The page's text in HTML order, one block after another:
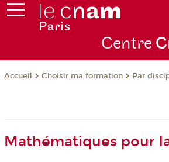
Centre
Accueil Choisir ma formation Par
Mathématiques pour